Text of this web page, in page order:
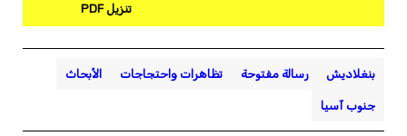
تنزيل PDF
بنغلاديش رسالة مفتوحة تظاهرات واحتجاجات الأبحاث
جنوب آسيا